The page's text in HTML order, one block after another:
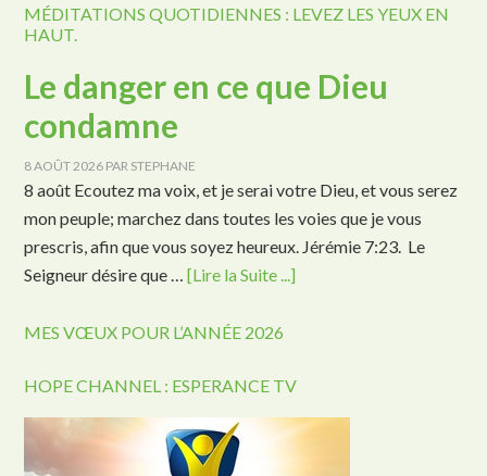
MÉDITATIONS QUOTIDIENNES : LEVEZ LES YEUX EN
HAUT.
Le danger en ce que Dieu
condamne
8 AOÛT 2026 PAR STEPHANE
8 août Ecoutez ma voix, et je serai votre Dieu, et vous serez
mon peuple; marchez dans toutes les voies que je vous
prescris, afin que vous soyez heureux. Jérémie 7:23. Le
Seigneur désire que …[Lire la Suite ...]
MES VŒUX POUR L’ANNÉE 2026
HOPE CHANNEL : ESPERANCE TV